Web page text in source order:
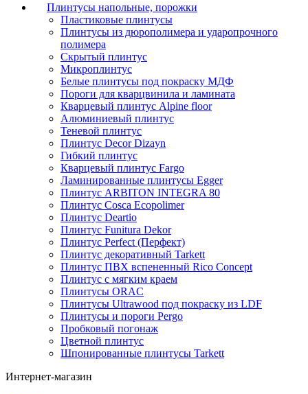
Плинтусы напольные, порожки
Пластиковые плинтусы
Плинтусы из дюрополимера и ударопрочного
полимера
Скрытый плинтус
Микроплинтус
Белые плинтусы под покраску МДФ
Пороги для кварцвинила и ламината
Кварцевый плинтус Alpine floor
Алюминиевый плинтус
Теневой плинтус
Плинтус Decor Dizayn
Гибкий плинтус
Кварцевый плинтус Fargo
Ламинированные плинтусы Egger
Плинтус ARBITON INTEGRA 80
Плинтус Cosca Ecopolimer
Плинтус Deartio
Плинтус Funitura Dekor
Плинтус Perfect (Перфект)
Плинтус декоративный Tarkett
Плинтус ПВХ вспененный Rico Concept
Плинтус с мягким краем
Плинтусы ORAC
Плинтусы Ultrawood под покраску из LDF
Плинтусы и пороги Pergo
Пробковый погонаж
Цветной плинтус
Шпонированные плинтусы Tarkett
Интернет-магазин